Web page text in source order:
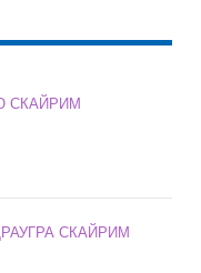
СКАЙРИМ
СКАЙРИМ